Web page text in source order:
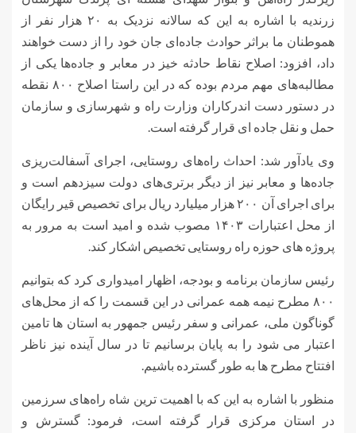
زرندیه با اشاره به این که سالانه نزدیک به ۲۰ هزار نفر از
هموطنان ما براثر حوادث جاده‌ای جان خود را از دست خواهند
داد، افزود: اصلاح نقاط حادثه خیز در معابر و جاده‌ها یکی از
مطالبه‌های مهم مردم بوده که در این راستا اصلاح ۸۰۰ نقطه
در دستور دست اندرکاران وزارت راه و شهرسازی و سازمان
حمل و نقل جاده ای قرار گرفته است.
وی یادآور شد: احداث راه‌های روستایی، اجرای آسفالت‌ریزی
جاده‌ها و معابر نیز از دیگر برتری‌های دولت سیزدهم است و
برای اجرای آن ۲۰۰ هزار میلیارد ریال برای تخصیص قیر رایگان
از محل اعتبارات ۱۴۰۳ مصوب شده و امید است به مرور به
پروژه های حوزه راه روستایی تخصیص اشکار کند.
رئیس سازمان برنامه و بودجه، اظهار امیدواری کرد که بتوانیم
۸۰۰ مطرح نیمه همه عمرانی در این قسمت را که از محل‌های
گوناگون ملی، عمرانی و سفر رئیس جمهور به استان ها تامین
اعتبار می شود را به پایان برسانیم تا در سال آینده نیز ناظر
افتتاح مطرح ها به طور گسترده باشیم.
منظور با اشاره به این که با اهمیت ترین شاه راه‌های سرزمین
در استان مرکزی قرار گرفته است، فرمود: گسترش و